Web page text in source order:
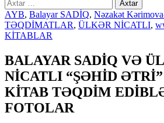
AYB, Balayar SADİQ, Nəzakət
TƏQDİMATLAR, ÜLKƏR NİCATLI,
KİTABLAR
BALAYAR SADİQ VƏ
NİCATLI “ŞƏHİD
KİTAB TƏQDİM
FOTOLAR